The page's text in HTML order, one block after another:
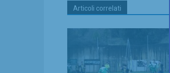
Articoli correlati